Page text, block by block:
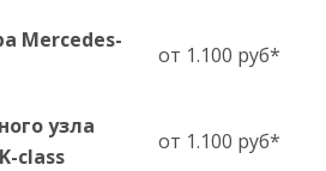
Mercedes-
от 1.100 руб*
узла
сlass
от 1.100 руб*